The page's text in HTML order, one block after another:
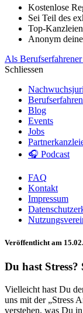
Kostenlose
Sei Teil des
Top-
Anonym
Als
Schliessen
Blog
Events
Jobs
🎧 Podcast
FAQ
Kontakt
Impressum
Veröffentlicht am
Du hast
Vielleicht hast Du
uns mit der „Stress
verstehen, was Du